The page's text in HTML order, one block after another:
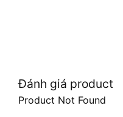
Đánh giá product
Product Not Found